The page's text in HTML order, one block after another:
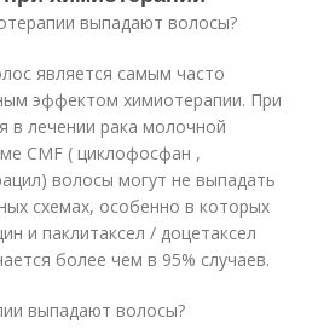
выпадают волосы?
является самым часто
эффектом химиотерапии. При
в лечении рака молочной
CMF ( циклофосфан ,
волосы могут не выпадать
схемах, особенно в которых
и паклитаксел / доцетаксел
более чем в 95% случаев.
выпадают волосы?